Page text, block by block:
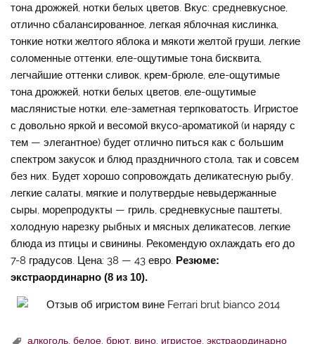
тона дрожжей, нотки белых цветов. Вкус: средневкусное,
отлично сбалансированное, легкая яблочная кислинка,
тонкие нотки желтого яблока и мякоти желтой груши, легкие
соломенные оттенки, еле-ощутимые тона бисквита,
легчайшие оттенки сливок, крем-брюле, еле-ощутимые
тона дрожжей, нотки белых цветов, еле-ощутимые
маслянистые нотки, еле-заметная терпковатость. Игристое
с довольно яркой и весомой вкусо-ароматикой (и наряду с
тем — элегантное) будет отлично питься как с большим
спектром закусок и блюд праздничного стола, так и совсем
без них. Будет хорошо сопровождать деликатесную рыбу,
легкие салаты, мягкие и полутвердые невыдержанные
сыры, морепродукты — гриль, средневкусные паштеты,
холодную нарезку рыбных и мясных деликатесов, легкие
блюда из птицы и свинины. Рекомендую охлаждать его до
7-8 градусов. Цена: 38 — 43 евро. Резюме:
экстраординарно (8 из 10).
алкоголь ,белое ,брют, вино игристое ,экстраординарно